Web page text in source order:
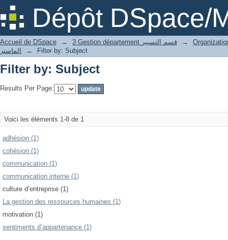
Dépôt DSpace/
Filter by: Subject
Accueil de DSpace → 3 Gestion département قسم التسيير
→
الماستر
→ Filter by: Subject
Filter by: Subject
Results Per Page:
Voici les éléments 1-8 de 1
adhésion (1)
cohésion (1)
communication (1)
communication interne (1)
culture d’entreprise (1)
La gestion des ressources humaines (1)
motivation (1)
sentiments d’appartenance (1)